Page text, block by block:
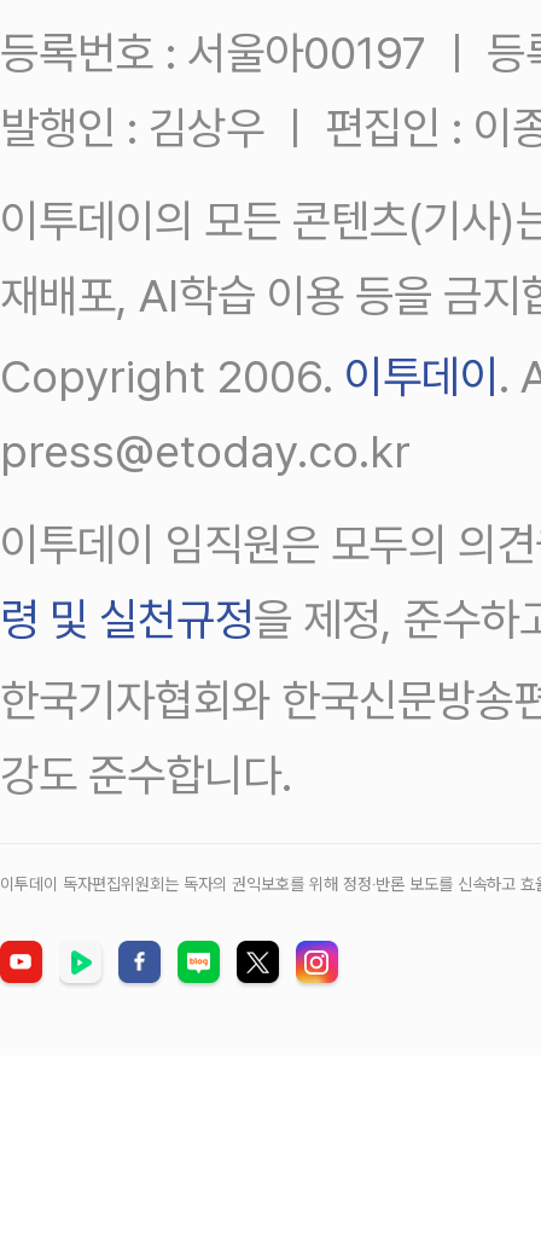
등록번호 : 서울아00197 ㅣ
발행인 : 김상우 ㅣ 편집인 : 이
이투데이의 모든 콘텐츠(기사)
재배포, AI학습 이용 등을 금지
Copyright 2006. 이투데이.
press@etoday.co.kr
이투데이 임직원은 모두의 의
령 및 실천규정을 제정, 준수하
한국기자협회와 한국신문방송
강도 준수합니다.
이투데이 독자편집위원회는 독자의 권익보호를 위해 정정‧반론 보도를 신속하고